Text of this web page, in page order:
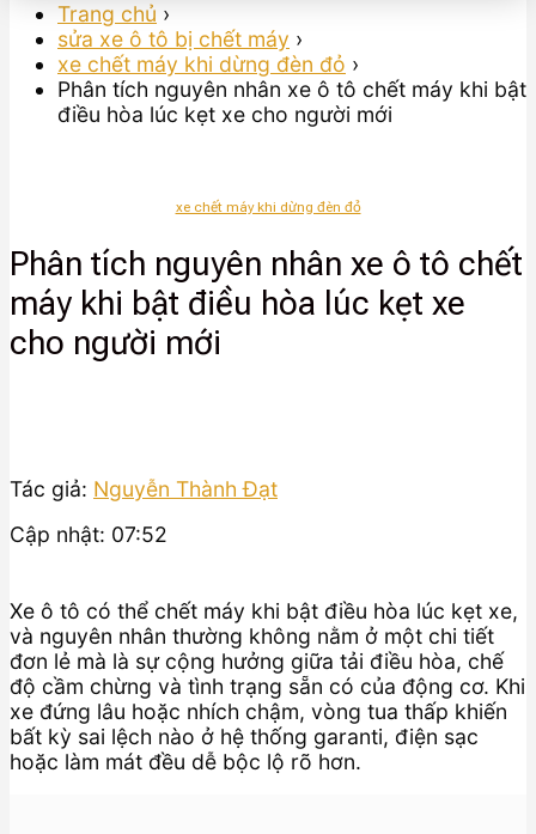
Trang chủ ›
sửa xe ô tô bị chết máy ›
xe chết máy khi dừng đèn đỏ ›
Phân tích nguyên nhân xe ô tô chết máy khi bật
điều hòa lúc kẹt xe cho người mới
xe chết máy khi dừng đèn đỏ
Phân tích nguyên nhân xe ô tô chết
máy khi bật điều hòa lúc kẹt xe
cho người mới
Tác giả: Nguyễn Thành Đạt
Cập nhật: 07:52
Xe ô tô có thể chết máy khi bật điều hòa lúc kẹt xe,
và nguyên nhân thường không nằm ở một chi tiết
đơn lẻ mà là sự cộng hưởng giữa tải điều hòa, chế
độ cầm chừng và tình trạng sẵn có của động cơ. Khi
xe đứng lâu hoặc nhích chậm, vòng tua thấp khiến
bất kỳ sai lệch nào ở hệ thống garanti, điện sạc
hoặc làm mát đều dễ bộc lộ rõ hơn.